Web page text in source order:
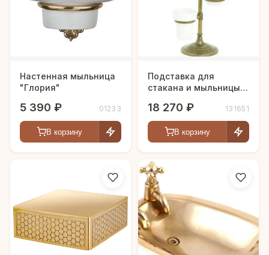
Настенная мыльница
"Глория"
5 390 ₽ 01233
В корзину
Подставка для
стакана и мыльницы с
полотенца "Бейли"
18 270 ₽ 131651
В корзину